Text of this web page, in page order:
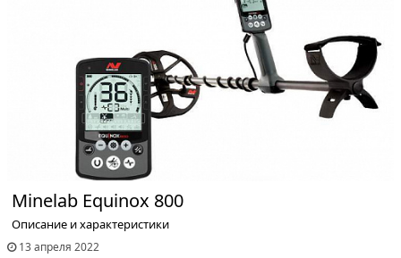
Minelab Equinox 800
Описание и характеристики
13 апреля 2022